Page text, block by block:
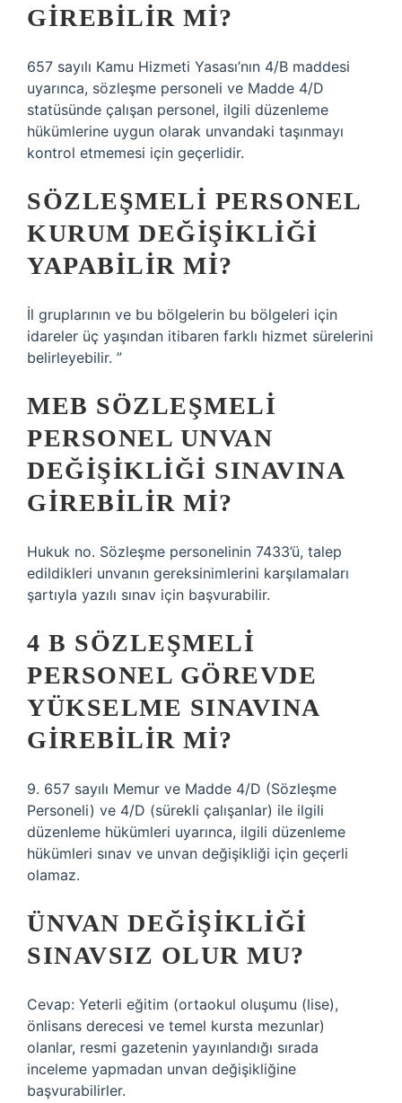
GIREBILIR MI?
657 sayılı Kamu Hizmeti Yasası’nın 4/B maddesi
uyarınca, sözleşme personeli ve Madde 4/D
statüsünde çalışan personel, ilgili düzenleme
hükümlerine uygun olarak unvandaki taşınmayı
kontrol etmemesi için geçerlidir.
SÖZLEŞMELI PERSONEL
KURUM DEĞIŞIKLIĞI
YAPABILIR MI?
İl gruplarının ve bu bölgelerin bu bölgeleri için
idareler üç yaşından itibaren farklı hizmet sürelerini
belirleyebilir. ”
MEB SÖZLEŞMELI
PERSONEL UNVAN
DEĞIŞIKLIĞI SINAVINA
GIREBILIR MI?
Hukuk no. Sözleşme personelinin 7433’ü, talep
edildikleri unvanın gereksinimlerini karşılamaları
şartıyla yazılı sınav için başvurabilir.
4 B SÖZLEŞMELI
PERSONEL GÖREVDE
YÜKSELME SINAVINA
GIREBILIR MI?
9. 657 sayılı Memur ve Madde 4/D (Sözleşme
Personeli) ve 4/D (sürekli çalışanlar) ile ilgili
düzenleme hükümleri uyarınca, ilgili düzenleme
hükümleri sınav ve unvan değişikliği için geçerli
olamaz.
ÜNVAN DEĞIŞIKLIĞI
SINAVSIZ OLUR MU?
Cevap: Yeterli eğitim (ortaokul oluşumu (lise),
önlisans derecesi ve temel kursta mezunlar)
olanlar, resmi gazetenin yayınlandığı sırada
inceleme yapmadan unvan değişikliğine
başvurabilirler.